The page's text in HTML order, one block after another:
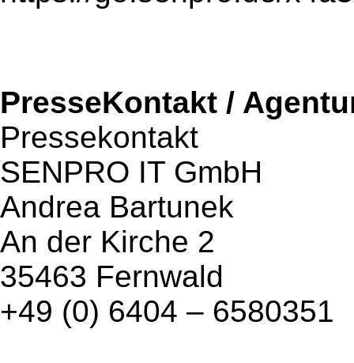
PresseKontakt /
Pressekontakt
SENPRO IT GmbH
Andrea Bartunek
An der Kirche 2
35463 Fernwald
+49 (0) 6404 – 6580351